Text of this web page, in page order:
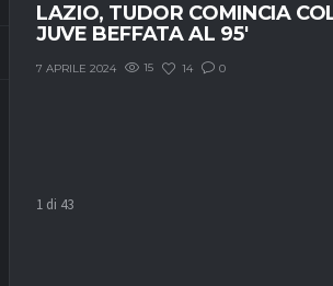
LAZIO, TUDOR COMINCIA
JUVE BEFFATA AL 95′
7 APRILE 2024 15 14 0
1 di 43